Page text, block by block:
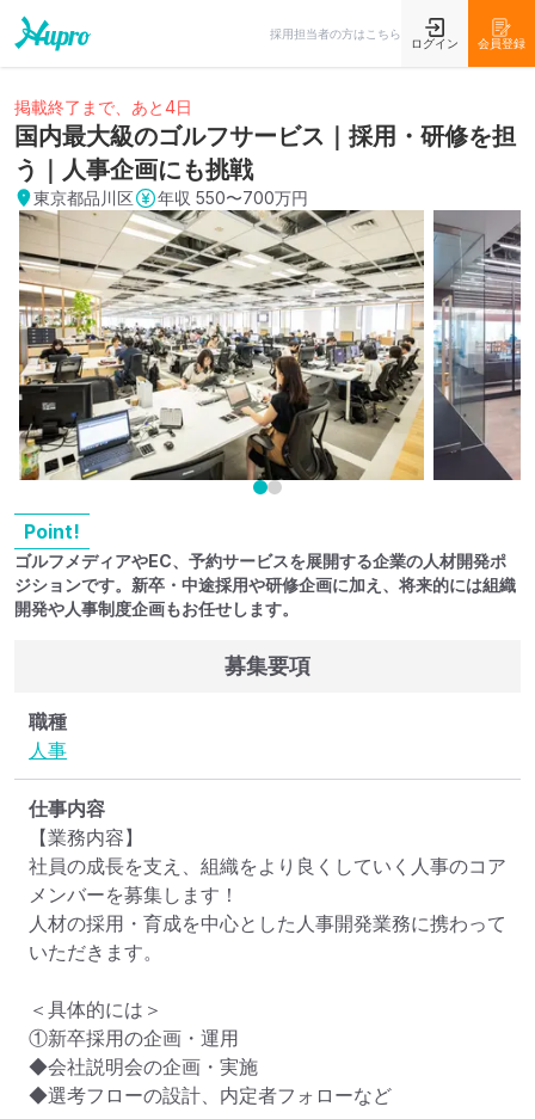
採用担当者の方はこちら
ログイン 会員登録
掲載終了まで、あと4日
国内最大級のゴルフサービス｜採用・研修を担
う｜人事企画にも挑戦
東京都品川区 年収 550〜700万円
Point!
ゴルフメディアやEC、予約サービスを展開する企業の人材開発ポ
ジションです。新卒・中途採用や研修企画に加え、将来的には組織
開発や人事制度企画もお任せします。
募集要項
職種
人事
仕事内容
【業務内容】
社員の成長を支え、組織をより良くしていく人事のコア
メンバーを募集します！
人材の採用・育成を中心とした人事開発業務に携わって
いただきます。
＜具体的には＞
①新卒採用の企画・運用
◆会社説明会の企画・実施
◆選考フローの設計、内定者フォローなど